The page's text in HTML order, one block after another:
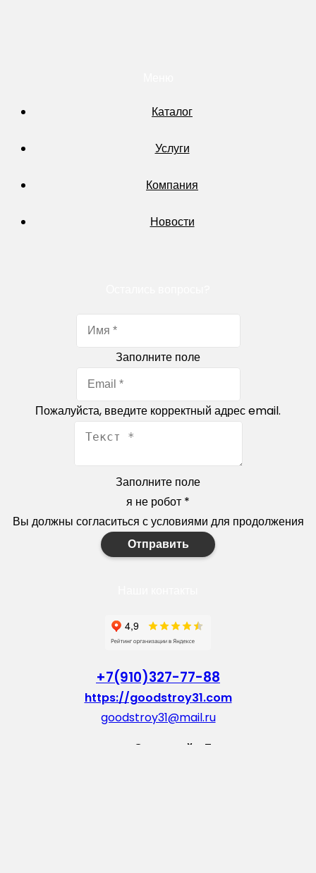
Каталог
Услуги
Компания
Новости
Заполните поле
Пожалуйста, введите корректный адрес email.
Заполните поле
я не робот *
Вы должны согласиться с условиями для продолжения
Отправить
+7(910)327-77-88
https://goodstroy31.com
goodstroy31@mail.ru
мкр. «Северный», 7